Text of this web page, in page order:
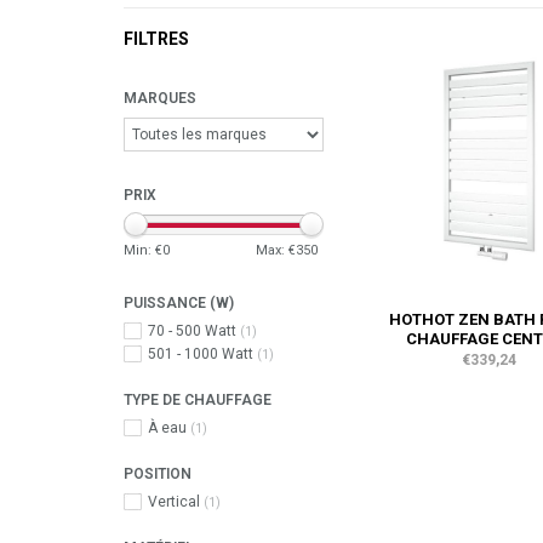
FILTRES
MARQUES
PRIX
Min: €0 Max: €350
PUISSANCE (W)
70 - 500 Watt (1)
501 - 1000 Watt (1)
TYPE DE CHAUFFAGE
À eau (1)
POSITION
Vertical
(1)
HOTHOT ZEN BATH
CHAUFFAGE
€339,24